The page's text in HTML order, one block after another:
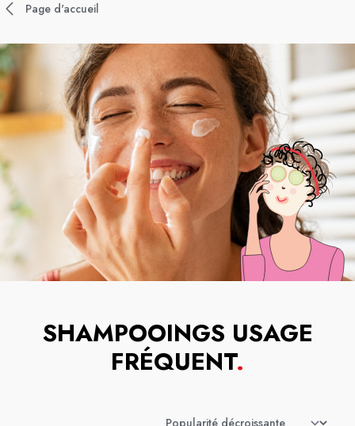
Page d'accueil
SHAMPOOINGS USAGE
FRÉQUENT.